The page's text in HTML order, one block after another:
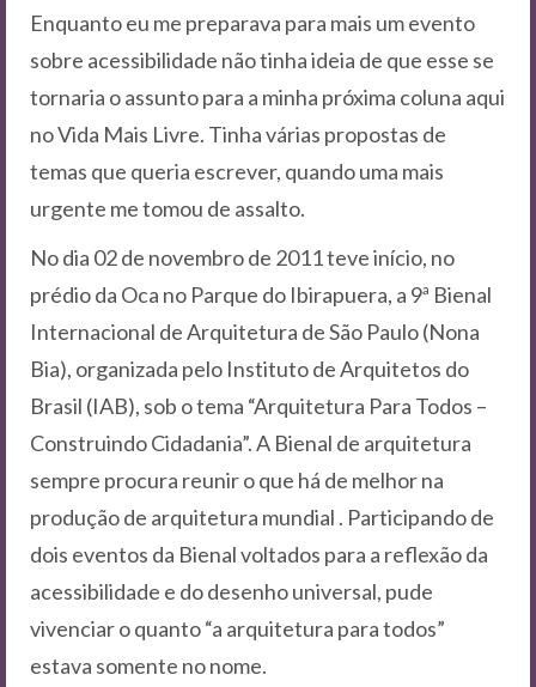
Enquanto eu me preparava para mais um evento
sobre acessibilidade não tinha ideia de que esse se
tornaria o assunto para a minha próxima coluna aqui
no Vida Mais Livre. Tinha várias propostas de
temas que queria escrever, quando uma mais
urgente me tomou de assalto.
No dia 02 de novembro de 2011 teve início, no
prédio da Oca no Parque do Ibirapuera, a 9ª Bienal
Internacional de Arquitetura de São Paulo (Nona
Bia), organizada pelo Instituto de Arquitetos do
Brasil (IAB), sob o tema “Arquitetura Para Todos –
Construindo Cidadania”. A Bienal de arquitetura
sempre procura reunir o que há de melhor na
produção de arquitetura mundial . Participando de
dois eventos da Bienal voltados para a reflexão da
acessibilidade e do desenho universal, pude
vivenciar o quanto “a arquitetura para todos”
estava somente no nome.